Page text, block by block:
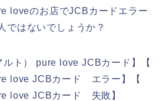
loveのお店でJCBカードエラー
ではないでしょうか？
ルト） pure love JCBカード】【
love JCBカード エラー】【
love JCBカード 失敗】